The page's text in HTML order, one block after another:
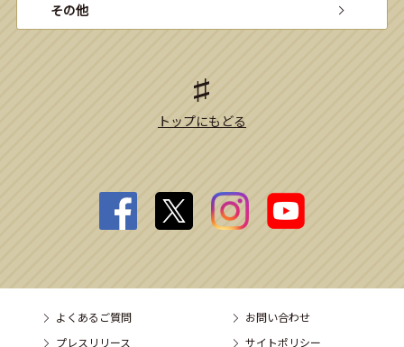
その他
トップにもどる
よくあるご質問
お問い合わせ
プレスリリース
サイトポリシー